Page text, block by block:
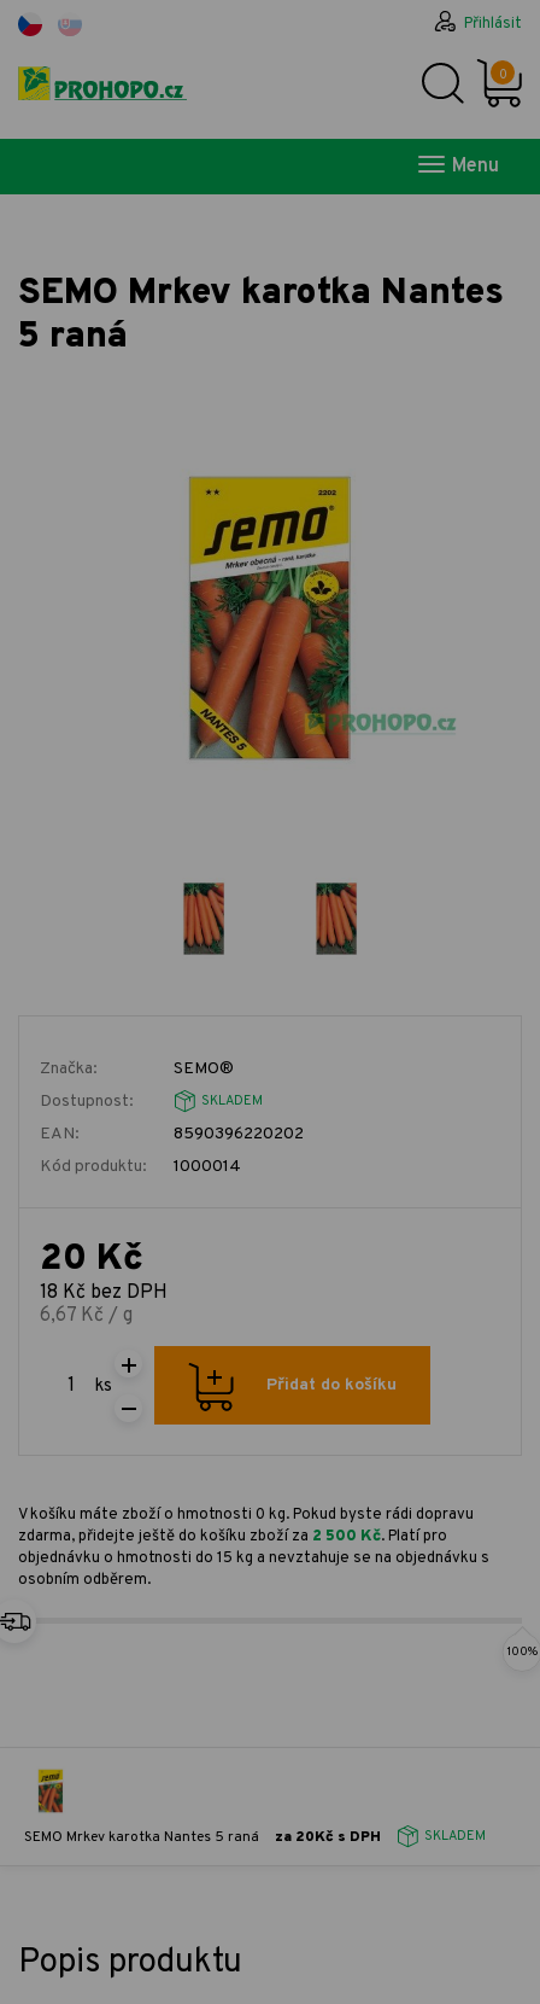
Přihlásit
0
Menu
SEMO Mrkev karotka Nantes
5 raná
Značka:
SEMO®
Dostupnost:
SKLADEM
EAN:
8590396220202
Kód produktu:
1000014
20 Kč
18 Kč bez DPH
6,67 Kč / g
ks Přidat do košíku
V košíku máte zboží o hmotnosti 0 kg. Pokud byste rádi dopravu
zdarma, přidejte ještě do košíku zboží za 2 500 Kč. Platí pro
objednávku o hmotnosti do 15 kg a nevztahuje se na objednávku s
osobním odběrem.
100%
SEMO Mrkev karotka Nantes 5 raná za 20Kč s DPH SKLADEM
Popis produktu